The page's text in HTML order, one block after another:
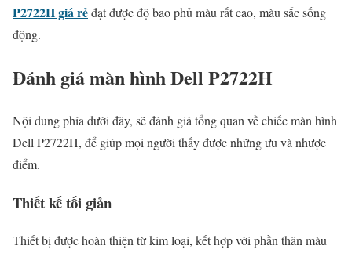
P2722H giá rẻđạt được độ bao phủ màu rất cao, màu sắc sống
động.
Đánh giá màn hình Dell P2722H
Nội dung phía dưới đây, sẽ đánh giá tổng quan về chiếc màn hình
Dell P2722H, để giúp mọi người thấy được những ưu và nhược
điểm.
Thiết kế tối giản
Thiết bị được hoàn thiện từ kim loại, kết hợp với phần thân màu